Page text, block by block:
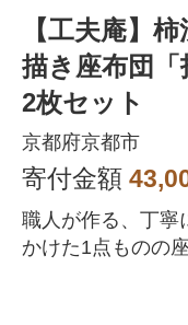
【工夫庵】
描き座布団「
2枚セット
京都府京都市
寄付金額
職人が作る、丁寧
かけた1点ものの